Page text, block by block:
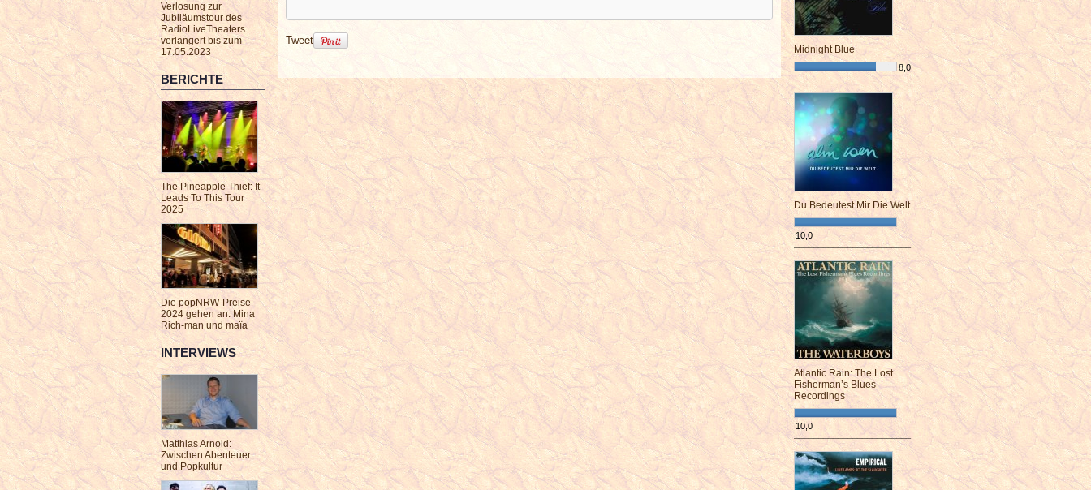
Verlosung zur
Jubiläumstour des
RadioLiveTheaters
verlängert bis zum
17.05.2023
BERICHTE
The Pineapple Thief: It
Leads To This Tour
2025
Die popNRW-Preise
2024 gehen an: Mina
Rich-man und maïa
INTERVIEWS
Matthias Arnold:
Zwischen Abenteuer
und Popkultur
Tweet
Midnight Blue
8,0
¯¯¯¯¯¯¯¯¯¯¯¯¯¯¯¯¯¯¯¯¯¯¯¯
Du Bedeutest Mir Die Welt
10,0
¯¯¯¯¯¯¯¯¯¯¯¯¯¯¯¯¯¯¯¯¯¯¯¯
Atlantic Rain: The Lost
Fisherman’s Blues
Recordings
10,0
¯¯¯¯¯¯¯¯¯¯¯¯¯¯¯¯¯¯¯¯¯¯¯¯